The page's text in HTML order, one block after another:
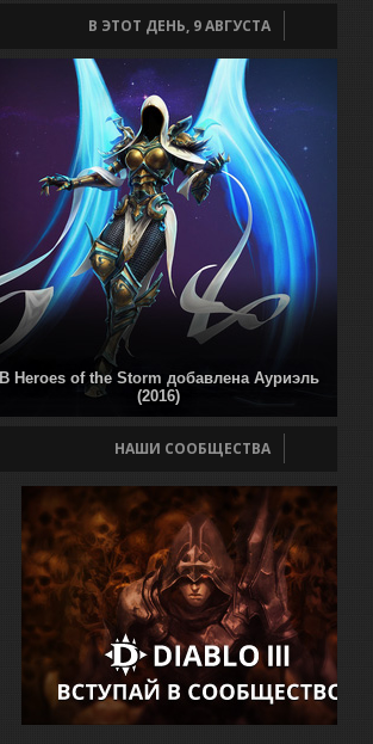
В ЭТОТ ДЕНЬ, 9 АВГУСТА
В Heroes of the Storm добавлена Ауриэль
(2016)
НАШИ СООБЩЕСТВА